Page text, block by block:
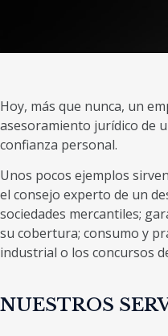
Hoy, más que nunca, un
asesoramiento jurídico de
confianza personal.
Unos pocos ejemplos
el consejo experto de un
sociedades mercantiles;
su cobertura; consumo y
industrial o los concursos
NUESTROS